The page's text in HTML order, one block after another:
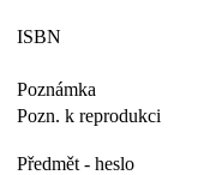
ISBN
Poznámka
Pozn. k reprodukci
Předmět - heslo